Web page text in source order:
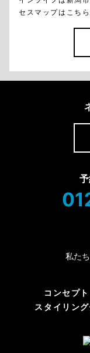
セスマップはこちら
私た
コンセプト
スタイリン